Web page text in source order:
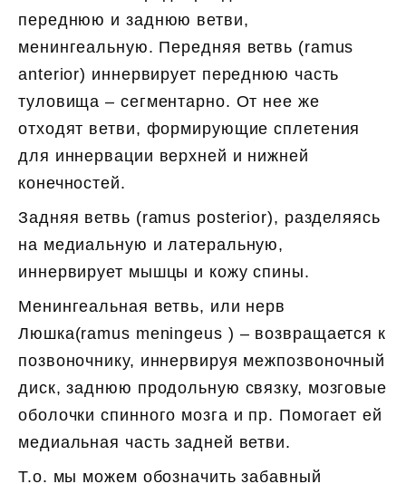
переднюю и заднюю ветви,
менингеальную. Передняя ветвь (ramus
anterior) иннервирует переднюю часть
туловища – сегментарно. От нее же
отходят ветви, формирующие сплетения
для иннервации верхней и нижней
конечностей.
Задняя ветвь (ramus posterior), разделяясь
на медиальную и латеральную,
иннервирует мышцы и кожу спины.
Менингеальная ветвь, или нерв
Люшка(ramus meningeus ) – возвращается к
позвоночнику, иннервируя межпозвоночный
диск, заднюю продольную связку, мозговые
оболочки спинного мозга и пр. Помогает ей
медиальная часть задней ветви.
Т.о. мы можем обозначить забавный